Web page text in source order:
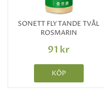
SONETT FLYTANDE TVÅL
ROSMARIN
91 kr
KÖP